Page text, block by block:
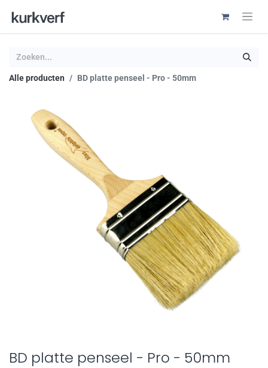
Alle producten BD platte penseel - Pro - 50mm
BD platte penseel - Pro - 50mm